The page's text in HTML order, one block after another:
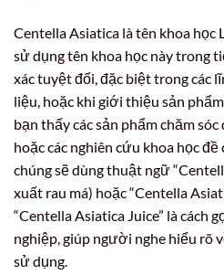
Centella Asiatica là tên khoa học
sử dụng tên khoa học này trong
xác tuyệt đối, đặc biệt trong các
liệu, hoặc khi giới thiệu sản
bạn thấy các sản phẩm chăm
hoặc các nghiên cứu khoa học
chúng sẽ dùng thuật ngữ
xuất rau má) hoặc “Centella
“Centella Asiatica Juice” là cách
nghiệp, giúp người nghe hiểu rõ
sử dụng.